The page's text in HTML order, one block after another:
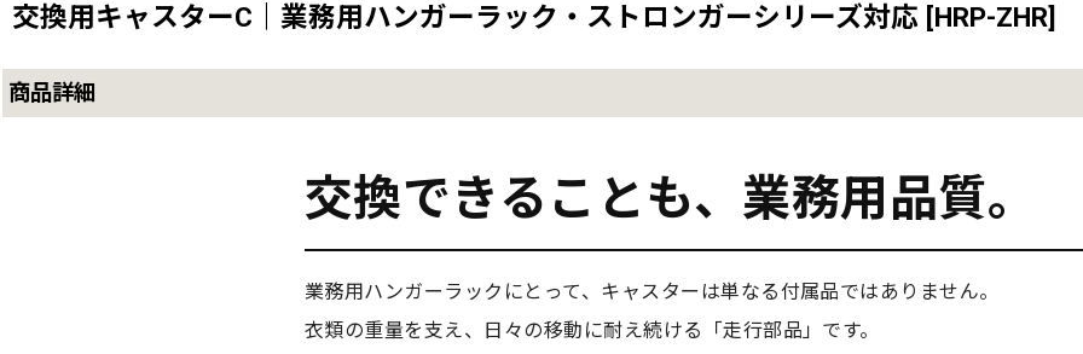
交換用キャスターC｜業務用ハンガーラック・ストロンガーシリーズ対応 [HRP-ZHR]
商品詳細
交換できることも、業務用品質。
業務用ハンガーラックにとって、キャスターは単なる付属品ではありません。
衣類の重量を支え、日々の移動に耐え続ける「走行部品」です。